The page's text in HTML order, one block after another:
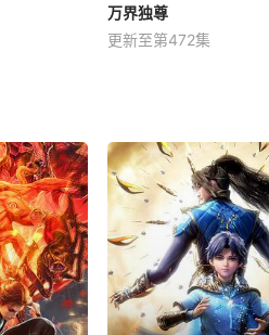
万界独尊
更新至第472集